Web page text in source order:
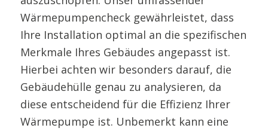
Wärmepumpencheck gewährleistet, dass
Ihre Installation optimal an die spezifischen
Merkmale Ihres Gebäudes angepasst ist.
Hierbei achten wir besonders darauf, die
Gebäudehülle genau zu analysieren, da
diese entscheidend für die Effizienz Ihrer
Wärmepumpe ist. Unbemerkt kann eine